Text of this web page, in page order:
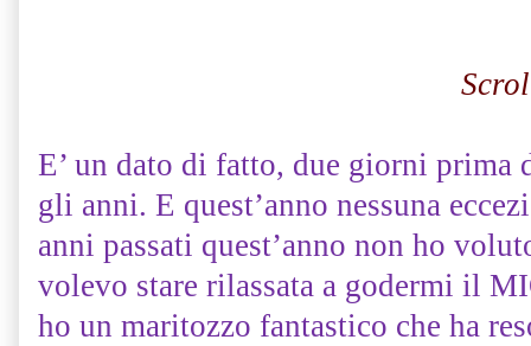
E’ un dato di fatto, due giorni prima
gli anni. E quest’anno nessuna
anni passati quest’anno non ho
volevo stare rilassata a godermi il
ho un maritozzo fantastico che ha